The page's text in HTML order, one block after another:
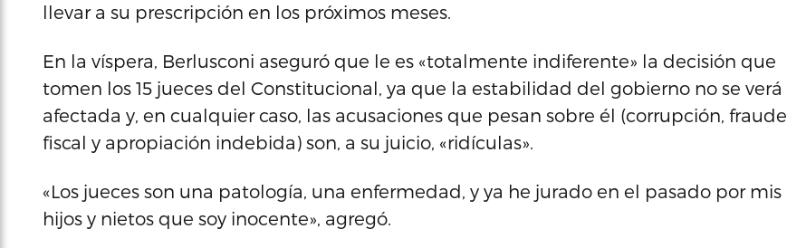
llevar a su prescripción en los próximos meses.
En la víspera, Berlusconi aseguró que le es «totalmente indiferente» la decisión que
tomen los 15 jueces del Constitucional, ya que la estabilidad del gobierno no se verá
afectada y, en cualquier caso, las acusaciones que pesan sobre él (corrupción, fraude
fiscal y apropiación indebida) son, a su juicio, «ridículas».
«Los jueces son una patología, una enfermedad, y ya he jurado en el pasado por mis
hijos y nietos que soy inocente», agregó.